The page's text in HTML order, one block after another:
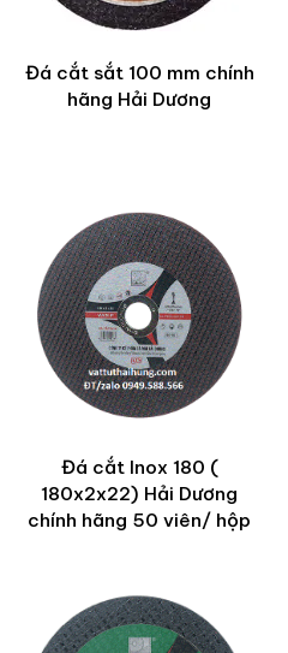
Đá cắt sắt 100 mm chính
hãng Hải Dương
Đá cắt Inox 180 (
180x2x22) Hải Dương
chính hãng 50 viên/ hộp